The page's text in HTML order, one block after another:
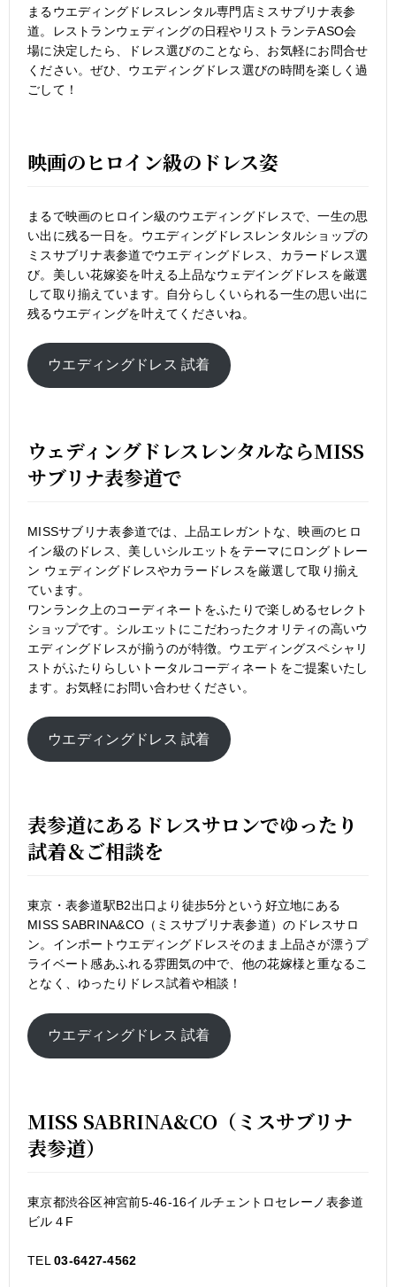
まるウエディングドレスレンタル専門店ミスサブリナ表参
道。レストランウェディングの日程やリストランテASO会
場に決定したら、ドレス選びのことなら、お気軽にお問合せ
ください。ぜひ、ウエディングドレス選びの時間を楽しく過
ごして！
映画のヒロイン級のドレス姿
まるで映画のヒロイン級のウエディングドレスで、一生の思
い出に残る一日を。ウエディングドレスレンタルショップの
ミスサブリナ表参道でウエディングドレス、カラードレス選
び。美しい花嫁姿を叶える上品なウェデイングドレスを厳選
して取り揃えています。自分らしくいられる一生の思い出に
残るウエディングを叶えてくださいね。
ウエディングドレス 試着
ウェディングドレスレンタルならMISS
サブリナ表参道で
MISSサブリナ表参道では、上品エレガントな、映画のヒロ
イン級のドレス、美しいシルエットをテーマにロングトレー
ン ウェディングドレスやカラードレスを厳選して取り揃え
ています。
ワンランク上のコーディネートをふたりで楽しめるセレクト
ショップです。シルエットにこだわったクオリティの高いウ
エディングドレスが揃うのが特徴。ウエディングスペシャリ
ストがふたりらしいトータルコーディネートをご提案いたし
ます。お気軽にお問い合わせください。
ウエディングドレス 試着
表参道にあるドレスサロンでゆったり
試着＆ご相談を
東京・表参道駅B2出口より徒歩5分という好立地にある
MISS SABRINA&CO（ミスサブリナ表参道）のドレスサロ
ン。インポートウエディングドレスそのまま上品さが漂うプ
ライベート感あふれる雰囲気の中で、他の花嫁様と重なるこ
となく、ゆったりドレス試着や相談！
ウエディングドレス 試着
MISS SABRINA&CO（ミスサブリナ
表参道）
東京都渋谷区神宮前5-46-16イルチェントロセレーノ表参道
ビル４F
TEL03-6427-4562